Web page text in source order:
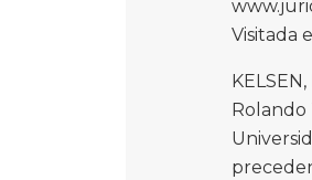
Visitada
Rolando